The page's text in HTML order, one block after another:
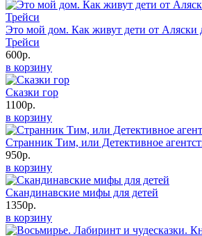
Это мой дом. Как живут дети от Аляски
Трейси
600р.
в корзину
Сказки гор
1100р.
в корзину
Странник Тим, или Детективное
950р.
в корзину
Скандинавские мифы для детей
1350р.
в корзину